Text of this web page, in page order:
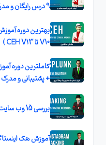
9 درس رایگان و مدرک
V10 تا CEH V13 )
+ پشتیبانی و مدرک
بررسی 15 وب سایت تخصصی هک ، نفوذ و امنیت
آموزش هک